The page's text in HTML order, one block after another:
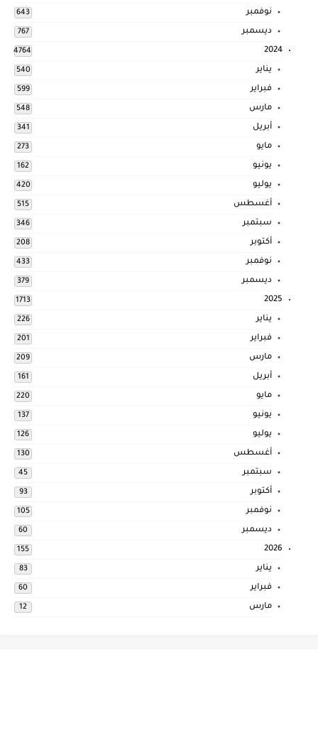
نوفمبر 643
ديسمبر 767
2024
4764
يناير 540
فبراير 599
مارس 548
أبريل 341
مايو 273
يونيو 162
يوليو 420
أغسطس 515
سبتمبر 346
أكتوبر 208
نوفمبر 433
ديسمبر 379
2025
1713
يناير 226
فبراير 201
مارس 209
أبريل 161
مايو 220
يونيو 137
يوليو 126
أغسطس 130
سبتمبر 45
أكتوبر 93
نوفمبر 105
ديسمبر 60
2026
155
يناير 83
فبراير 60
مارس 12